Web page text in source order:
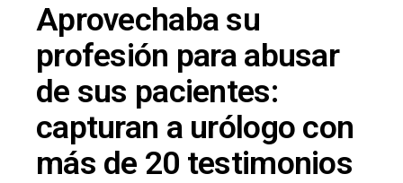
Aprovechaba su
profesión para abusar
de sus pacientes:
capturan a urólogo con
más de 20 testimonios